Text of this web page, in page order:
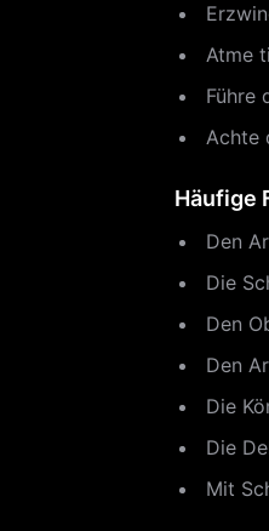
Atme
Führe
Achte
Häufige
Den
Die
Den
Den
Die
Die
Mit